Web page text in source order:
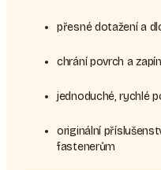
přesné dotažení a
chrání povrch a
jednoduché, rychlé
originální
fastenerům